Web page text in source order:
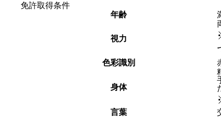
免許取得条件
年齢
視力
色彩識別
身体
言葉